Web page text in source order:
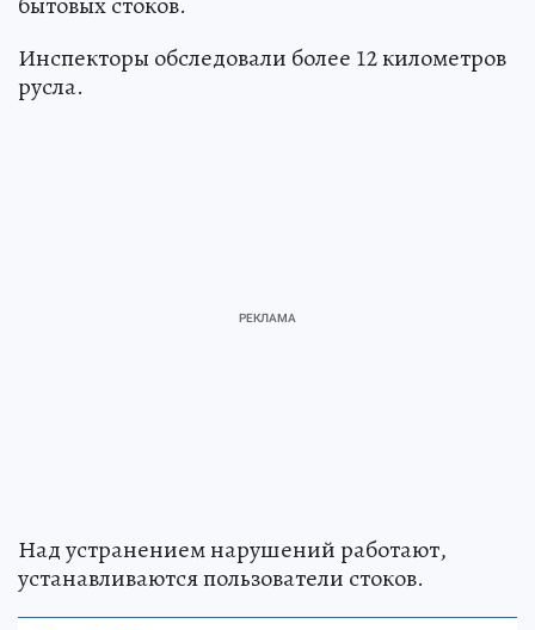
Инспекторы обследовали более 12 километров
русла.
Над устранением нарушений работают,
устанавливаются пользователи стоков.